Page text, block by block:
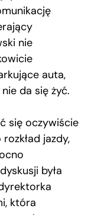
nie
auta,
da się żyć.
się oczywiście
jazdy,
była
która